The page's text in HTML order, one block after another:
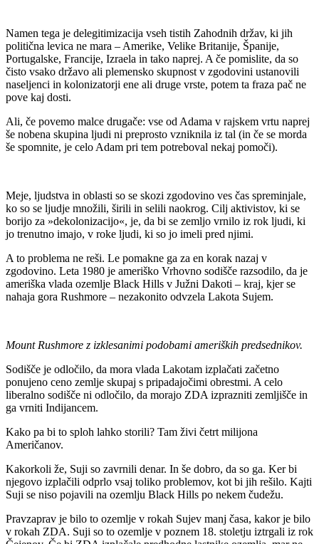
Namen tega je delegitimizacija vseh tistih Zahodnih držav, ki jih
politična levica ne mara – Amerike, Velike Britanije, Španije,
Portugalske, Francije, Izraela in tako naprej. A če pomislite, da so
čisto vsako državo ali plemensko skupnost v zgodovini ustanovili
naseljenci in kolonizatorji ene ali druge vrste, potem ta fraza pač ne
pove kaj dosti.
Ali, če povemo malce drugače: vse od Adama v rajskem vrtu naprej
še nobena skupina ljudi ni preprosto vzniknila iz tal (in če se morda
še spomnite, je celo Adam pri tem potreboval nekaj pomoči).
Meje, ljudstva in oblasti so se skozi zgodovino ves čas spreminjale,
ko so se ljudje množili, širili in selili naokrog. Cilj aktivistov, ki se
borijo za »dekolonizacijo«, je, da bi se zemljo vrnilo iz rok ljudi, ki
jo trenutno imajo, v roke ljudi, ki so jo imeli pred njimi.
A to problema ne reši. Le pomakne ga za en korak nazaj v
zgodovino. Leta 1980 je ameriško Vrhovno sodišče razsodilo, da je
ameriška vlada ozemlje Black Hills v Južni Dakoti – kraj, kjer se
nahaja gora Rushmore – nezakonito odvzela Lakota Sujem.
Mount Rushmore z izklesanimi podobami ameriških predsednikov.
Sodišče je odločilo, da mora vlada Lakotam izplačati začetno
ponujeno ceno zemlje skupaj s pripadajočimi obrestmi. A celo
liberalno sodišče ni odločilo, da morajo ZDA izprazniti zemljišče in
ga vrniti Indijancem.
Kako pa bi to sploh lahko storili? Tam živi četrt milijona
Američanov.
Kakorkoli že, Suji so zavrnili denar. In še dobro, da so ga. Ker bi
njegovo izplačili odprlo vsaj toliko problemov, kot bi jih rešilo. Kajti
Suji se niso pojavili na ozemlju Black Hills po nekem čudežu.
Pravzaprav je bilo to ozemlje v rokah Sujev manj časa, kakor je bilo
v rokah ZDA. Suji so to ozemlje v poznem 18. stoletju iztrgali iz rok